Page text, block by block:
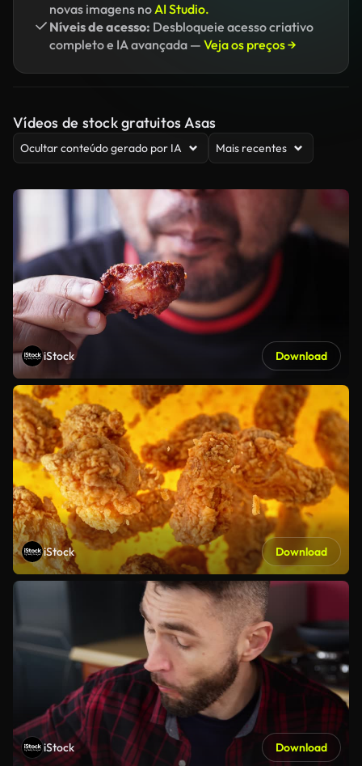
novas imagens noAI Studio.
Níveis de acesso: Desbloqueie acesso criativo
completo e IA avançada — Veja os preços →
Vídeos de stock gratuitos Asas
Ocultar conteúdo gerado por IA Mais recentes
iStock Download
iStock Download
iStock Download